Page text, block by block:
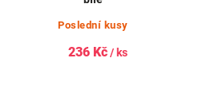
Poslední kusy
236 Kč/ ks